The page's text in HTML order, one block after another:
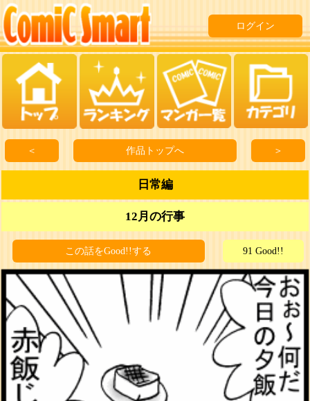
ログイン
＜ 作品トップへ ＞
日常編
12月の行事
この話をGood!!する 91 Good!!